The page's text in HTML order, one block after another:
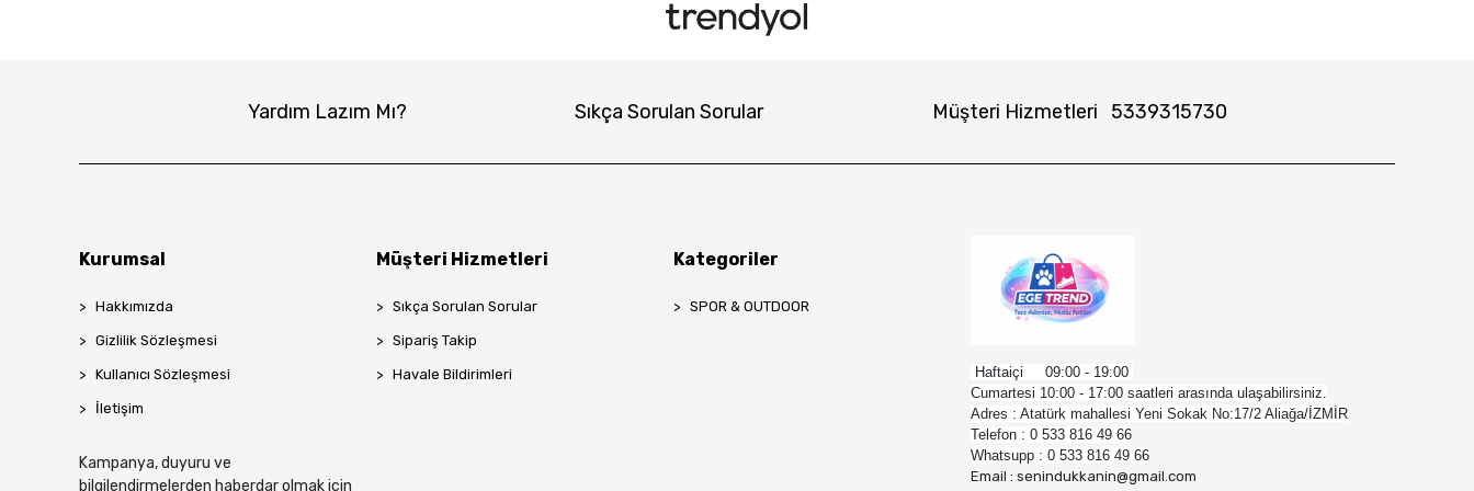
Yardım Lazım Mı? Sıkça Sorulan Sorular Müşteri Hizmetleri 5339315730
Kurumsal
Hakkımızda
Gizlilik Sözleşmesi
Kullanıcı Sözleşmesi
İletişim
Kampanya, duyuru ve
bilgilendirmelerden haberdar olmak için
Müşteri Hizmetleri
Sıkça Sorulan Sorular
Sipariş Takip
Havale Bildirimleri
Kategoriler
SPOR & OUTDOOR
Haftaiçi 09:00 - 19:00
Cumartesi 10:00 - 17:00 saatleri arasında ulaşabilirsiniz.
Adres : Atatürk mahallesi Yeni Sokak No:17/2 Aliağa/İZMİR
Telefon : 0 533 816 49 66
Whatsupp : 0 533 816 49 66
Email : senindukkanin@gmail.com